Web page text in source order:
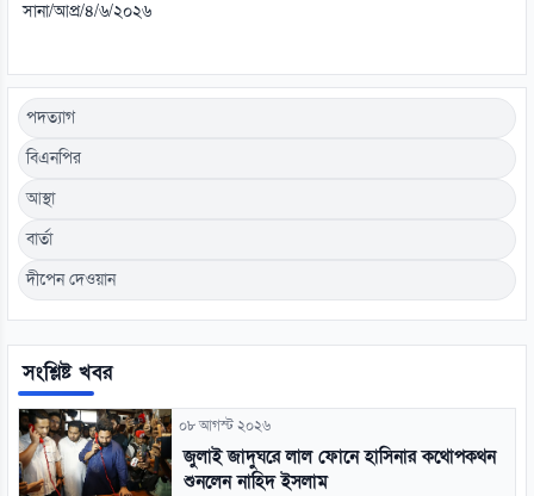
সানা/আপ্র/৪/৬/২০২৬
পদত্যাগ
বিএনপির
আস্থা
বার্তা
দীপেন দেওয়ান
সংশ্লিষ্ট খবর
০৮ আগস্ট ২০২৬
জুলাই জাদুঘরে লাল ফোনে হাসিনার কথোপকথন
শুনলেন নাহিদ ইসলাম